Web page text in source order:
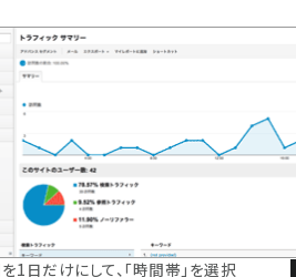
1日だけにして、「時間帯」を選択